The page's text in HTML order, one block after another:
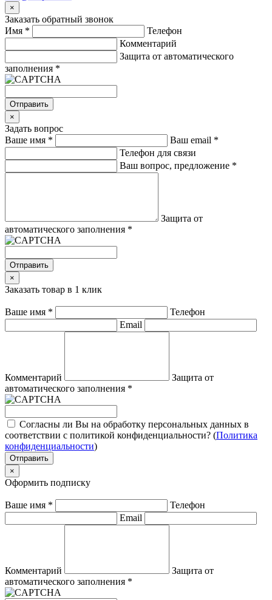
×
Заказать обратный звонок
Имя *
Телефон
Комментарий
Защита от автоматического
заполнения *
Отправить
×
Задать вопрос
Ваше имя * Ваш email *
Телефон для связи
Ваш вопрос, предложение *
Защита от
автоматического заполнения *
Отправить
×
Заказать товар в 1 клик
Ваше имя *
Телефон
Email
Комментарий
Защита от
автоматического заполнения *
Согласны ли Вы на обработку персональных данных в
соответствии с политикой конфиденциальности? (Политика
конфиденциальности)
Отправить
×
Оформить подписку
Ваше имя *
Телефон
Email
Комментарий
Защита от
автоматического заполнения *